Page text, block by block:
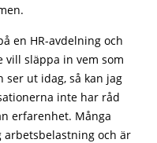
en HR-avdelning och
släppa in vem som
ser ut idag, så kan jag
inte har råd
erfarenhet. Många
och är